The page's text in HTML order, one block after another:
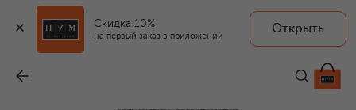
Скидка 10%
на первый заказ в приложении
Открыть
199 500 ₽